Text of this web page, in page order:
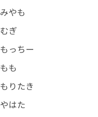
みやも
むぎ
もっちー
もも
もりたき
やはた